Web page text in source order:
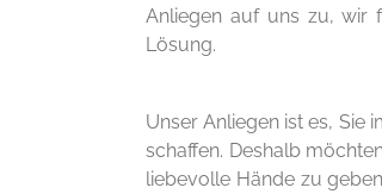
Anliegen auf uns zu, wir
Lösung.
Unser Anliegen ist es, Sie
schaffen. Deshalb
liebevolle Hände zu